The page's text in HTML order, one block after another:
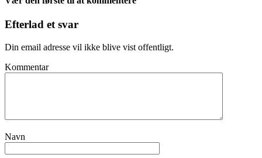
Efterlad et svar
Din email adresse vil ikke blive vist offentligt.
Kommentar
Navn